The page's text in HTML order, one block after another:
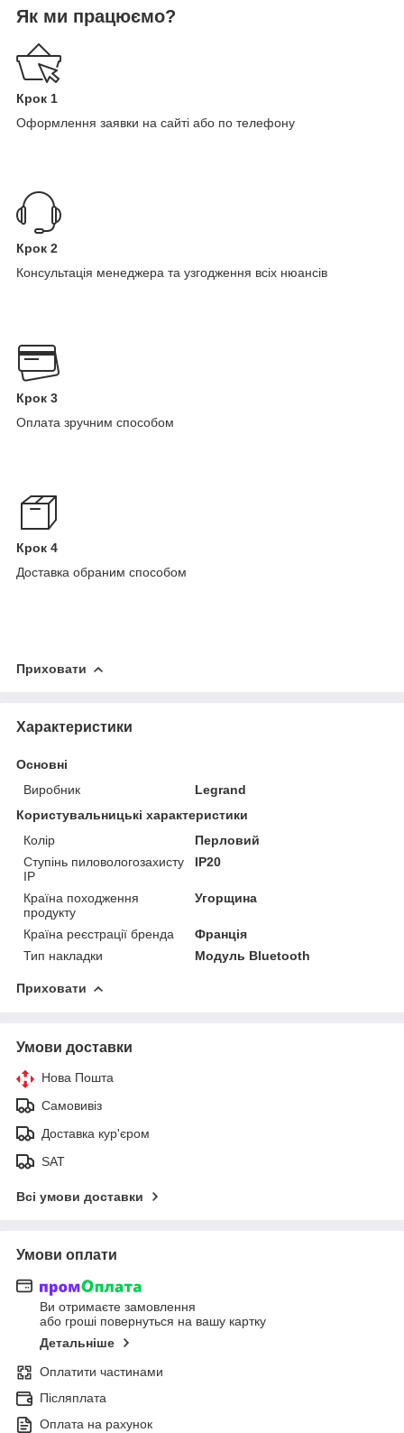
Як ми працюємо?
Крок 1
Оформлення заявки на сайті або по телефону
Крок 2
Консультація менеджера та узгодження всіх нюансів
Крок 3
Оплата зручним способом
Крок 4
Доставка обраним способом
Приховати
Характеристики
Основні
Виробник
Legrand
Користувальницькі характеристики
Колір
Перловий
Ступінь пиловологозахисту
IP
IP20
Країна походження
продукту
Угорщина
Країна реєстрації бренда
Франція
Тип накладки
Модуль Bluetooth
Приховати
Умови доставки
Нова Пошта
Самовивіз
Доставка кур'єром
SAT
Всі умови доставки
Умови оплати
Ви отримаєте замовлення
або гроші повернуться на вашу картку
Детальніше
Оплатити частинами
Післяплата
Оплата на рахунок